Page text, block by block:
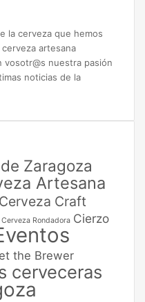
la cerveza que hemos
artesana
vosotr@s nuestra pasión
noticias de la
Zaragoza
Artesana
Cerveza Craft
Cerveza Rondadora Cierzo
the Brewer
cerveceras